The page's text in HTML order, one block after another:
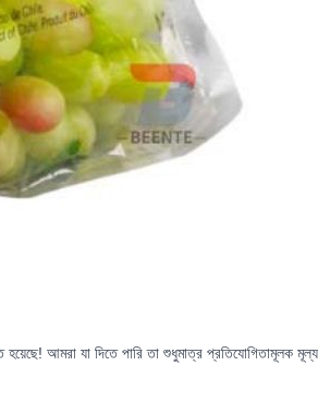
আমরা যা দিতে পারি তা শুধুমাত্র প্রতিযোগিতামূলক